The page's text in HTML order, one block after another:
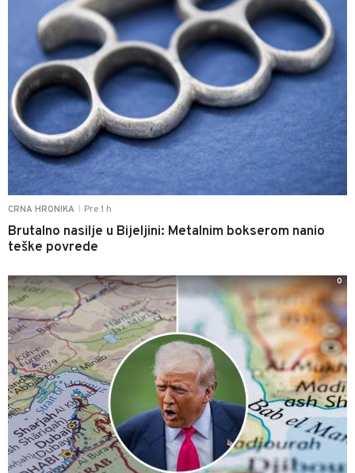
CRNA HRONIKA Pre 1 h
Brutalno nasilje u Bijeljini: Metalnim bokserom nanio
teške povrede
0